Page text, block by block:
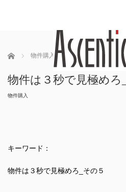
ホーム 物件購入 物件は３秒で見極
物件は３秒で見極めろ
物件購入
キーワード：
物件は３秒で見極めろ_その５